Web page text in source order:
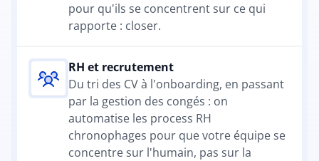
pour qu'ils se concentrent sur ce qui
rapporte : closer.
RH et recrutement
Du tri des CV à l'onboarding, en passant
par la gestion des congés : on
automatise les process RH
chronophages pour que votre équipe se
concentre sur l'humain, pas sur la